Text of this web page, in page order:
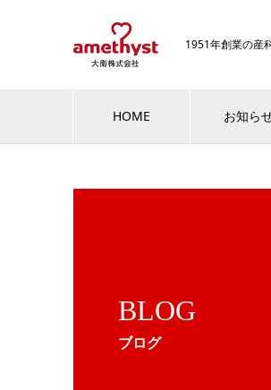
1951年創業の産
HOME お知ら
BLOG
ブログ